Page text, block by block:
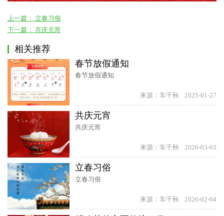
上一篇： 立春习俗
下一篇： 共庆元宵
相关推荐
春节放假通知
春节放假通知
来源：车千秋 2025-01-27
共庆元宵
共庆元宵
来源：车千秋 2026-03-03
立春习俗
立春习俗
来源：车千秋 2026-02-04